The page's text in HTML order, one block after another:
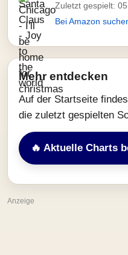
Zuletzt gespielt:
Bei Amazon
Mehr entdecken
Auf der Startseite
die zuletzt gespielten
🔥 Aktuelle Charts
Anzeige